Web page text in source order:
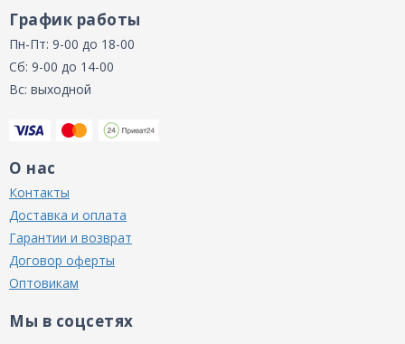
График работы
Пн-Пт: 9-00 до 18-00
Сб: 9-00 до 14-00
Вс: выходной
О нас
Контакты
Доставка и оплата
Гарантии и возврат
Договор оферты
Оптовикам
Мы в соцсетях